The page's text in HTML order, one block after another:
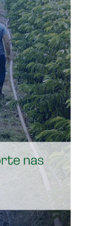
no caminho certo e
mais oportunidades
declarou.
WhatsApp
muita
no chão,
que esse é o
o Acre”